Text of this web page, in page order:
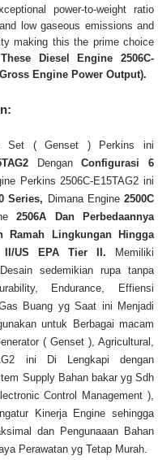
power-to-weight ratio
low gaseous emissions and
making this the prime choice
These Diesel Engine 2506C-
Engine Power Output).
Set ( Genset ) Perkins ini
DenganConfigurasi 6
Perkins 2506C-E15TAG2 ini
Series, Dimana Engine2500C
2506A
Dan Perbedaannya
Ramah Lingkungan Hingga
II/US EPA Tier II.
Memiliki
sedemikian rupa tanpa
Endurance, Effiensi
Buang yg Saat ini Menjadi
untuk Berbagai macam
( Genset ), Agricultural,
ini Di Lengkapi dengan
Supply Bahan bakar yg Sdh
Control Management ),
Kinerja Engine sehingga
dan Pengunaaan Bahan
Perawatan yg Tetap Murah.